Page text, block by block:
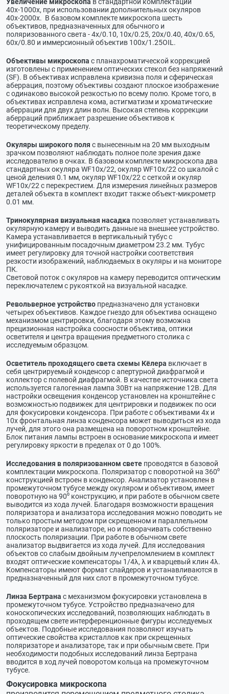
40х-1000х, при использовании дополнительных окуляров
40х-2000х. В базовом комплекте микроскопа шесть
объективов, предназначенных для обычного и
поляризованного света - 4x/0.10, 10x/0.25, 20х/0.40, 40x/0.65,
60x/0.80 и иммерсионный объектив 100х/1.25OIL.
Объективы микроскопа с планахроматической коррекцией
изготовлены с применением оптических стекол без напряжений
(SF). В объективах исправлена кривизна поля и сферическая
аберрация, поэтому объективы создают плоское изображение
с одинаково высокой резкостью по всему полю. Кроме того, в
объективах исправлена кома, астигматизм и хроматические
аберрации для двух длин волн. Высокая степень коррекции
аберраций приближает разрешение объективов к
теоретическому пределу.
Окуляры широкого поля с вынесенным на 20 мм выходным
зрачком позволяют наблюдать полное поле зрения даже
исследователю в очках. В базовом комплекте микроскопа два
стандартных окуляра WF10х/22, окуляр WF10х/22 со шкалой с
ценой деления 0.1 мм, окуляр WF10х/22 с сеткой и окуляр
WF10х/22 с перекрестием. Для измерения линейных размеров
деталей объекта в комплект входит также объект-микрометр
0.01 мм.
Тринокулярная визуальная насадка позволяет устанавливать
окулярную камеру и выводить данные на внешнее устройство.
Камера устанавливается в вертикальный тубус с
унифицированным посадочным диаметром 23.2 мм. Тубус
имеет регулировку для точной настройки соответствия
резкости изображений, наблюдаемых в окуляры и на мониторе
ПК.
Световой поток с окуляров на камеру переводится оптическим
переключателем с рукояткой на визуальной насадке.
Револьверное устройство предназначено для установки
четырех объективов. Каждое гнездо для объектива оснащено
механизмом центрировки, благодаря этому возможна
прецизионная настройка соосности объектива, оптики
осветителя и центра вращения предметного столика с
исследуемым образцом.
Осветитель проходящего света схемы Кёлера включает в
себя центрируемый конденсор с апертурной диафрагмой и
коллектор с полевой диафрагмой. В качестве источника света
используется галогенная лампа 30Вт на напряжение 12В. Для
настройки освещения конденсор установлен на кронштейне с
возможностью подвижек для центрировки и подвижек по оси
для фокусировки конденсора. При работе с объективами 4х и
10х фронтальная линза конденсора может выводиться из хода
лучей, для этого она размещена на поворотном кронштейне.
Блок питания лампы встроен в основание микроскопа и имеет
регулировку яркости в пределах от 0 до 100%.
Исследования в поляризованном свете проводятся в базовой
комплектации микроскопа. Поляризатор с поворотной на 360⁰
конструкцией встроен в конденсор. Анализатор установлен в
промежуточном тубусе между окуляром и объективом, имеет
поворотную на 90⁰ конструкцию, и при работе в обычном свете
выводится из хода лучей. Благодаря возможности вращения
поляризатора и анализатора исследования можно поводить не
только простым методом при скрещенном и параллельном
поляризаторе и анализаторе, но и поворачивать собственно
плоскость поляризации. При работе в обычном свете
анализатор выдвигается из хода лучей. Для исследования
объектов со слабым двойным лучепреломлением в комплект
входят оптические компенсаторы 1/4λ, λ и кварцевый клин 4λ.
Компенсаторы имеют формат слайдеров и устанавливаются в
предназначенный для них слот в промежуточном тубусе.
Линза Бертрана с механизмом фокусировки установлена в
промежуточном тубусе. Устройство предназначено для
коноскопических исследований, позволяющих наблюдать в
проходящем свете интерференционные фигуры исследуемых
объектов. Подобные исследования позволяют изучать
оптические свойства кристаллов как при скрещенных
поляризаторе и анализаторе, так и при обычным свете. При
необходимости подобных исследований линза Бертрана
вводится в ход лучей поворотом кольца на промежуточном
тубусе.
Фокусировка микроскопа